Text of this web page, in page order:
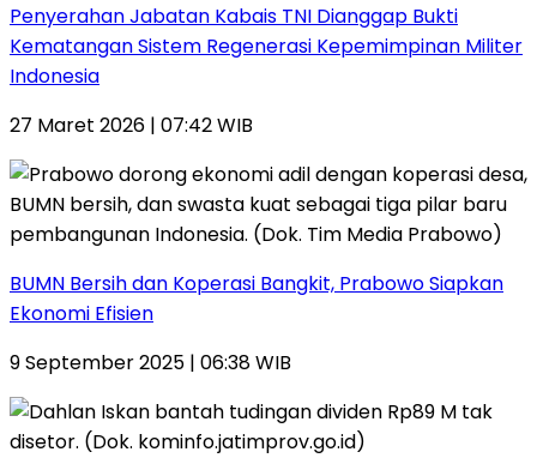
Penyerahan Jabatan Kabais TNI Dianggap Bukti
Kematangan Sistem Regenerasi Kepemimpinan Militer
Indonesia
27 Maret 2026 | 07:42 WIB
BUMN Bersih dan Koperasi Bangkit, Prabowo Siapkan
Ekonomi Efisien
9 September 2025 | 06:38 WIB